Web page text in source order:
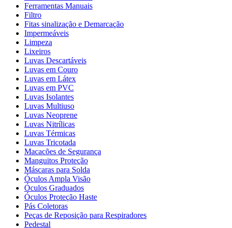
Ferramentas Manuais
Filtro
Fitas sinalização e Demarcação
Impermeáveis
Limpeza
Lixeiros
Luvas Descartáveis
Luvas em Couro
Luvas em Látex
Luvas em PVC
Luvas Isolantes
Luvas Multiuso
Luvas Neoprene
Luvas Nitrílicas
Luvas Térmicas
Luvas Tricotada
Macacões de Segurança
Manguitos Proteção
Máscaras para Solda
Óculos Ampla Visão
Óculos Graduados
Óculos Proteção Haste
Pás Coletoras
Peças de Reposição para Respiradores
Pedestal